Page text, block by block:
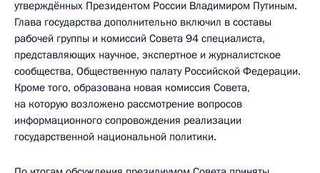
утверждённых Президентом России Владимиром Путиным.
Глава государства дополнительно включил в составы
рабочей группы и комиссий Совета 94 специалиста,
представляющих научное, экспертное и журналистское
сообщества, Общественную палату Российской Федерации.
Кроме того, образована новая комиссия Совета,
на которую возложено рассмотрение вопросов
информационного сопровождения реализации
государственной национальной политики.